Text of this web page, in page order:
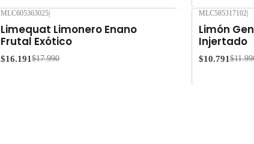
MLC605363025|
Limequat Limonero Enano
Frutal Exótico
$16.191 $17.990
MLC585317102|
Limón
Injertado
$10.791